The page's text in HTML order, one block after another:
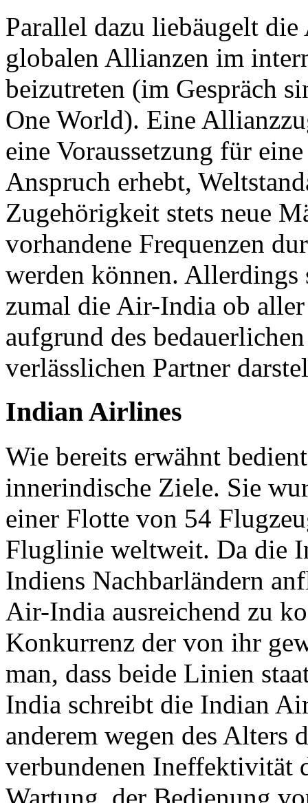
Parallel dazu liebäugelt
globalen Allianzen im
beizutreten (im Gespräch
One World). Eine
eine Voraussetzung für
Anspruch erhebt,
Zugehörigkeit stets neue
vorhandene Frequenzen
werden können. Allerdings
zumal die Air-India ob
aufgrund des
verlässlichen Partner
Indian Airlines
Wie bereits erwähnt
innerindische Ziele. Sie
einer Flotte von 54
Fluglinie weltweit. Da die
Indiens Nachbarländern
Air-India ausreichend zu
Konkurrenz der von ihr
man, dass beide Linien
India schreibt die Indian
anderem wegen des Alters
verbundenen Ineffektivität